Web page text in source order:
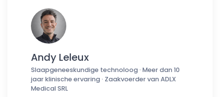
Andy Leleux
Slaapgeneeskundige technoloog · Meer dan 10
jaar klinische ervaring · Zaakvoerder van ADLX
Medical SRL